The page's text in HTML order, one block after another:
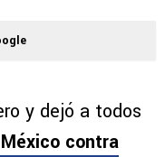
y dejó a todos
contra